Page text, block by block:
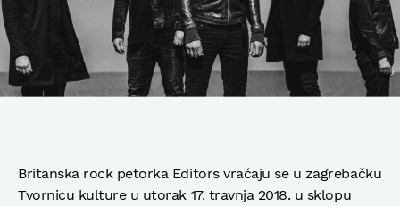
Britanska rock petorka Editors vraćaju se u zagrebačku
Tvornicu kulture u utorak 17. travnja 2018. u sklopu